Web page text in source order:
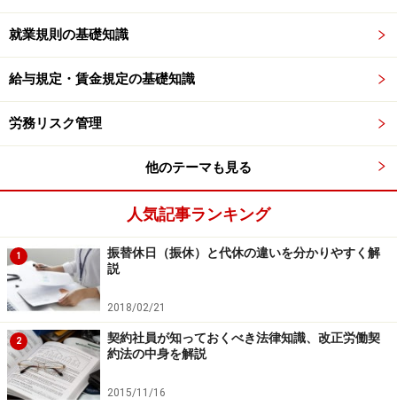
暴行・傷害（身体的な攻撃）
脅迫・名誉棄損・侮辱・ひどい暴言（精神的な攻
撃）
隔離・仲間外し・無視（人間関係からの切り離し）
業務上明らかに不要なことや遂行不能なことの強
制、仕事の妨害（過大な要求）
の低い仕事を命じることや仕事を与えないこと（過
小な要求）
私的なことに過度に立ち入ること（個の侵害）
1.はたとえ業務の遂行に関係するものでも前記の「業務
の適正な範囲」には当たりません。身体的なダメージを
与えて叱咤激励するスパルタ指導は適正とは言えません
就業規則の基礎知識
給与規定・賃金規定の基礎知識
労務リスク管理
他のテーマも見る
人気記事ランキング
1
振替休日（振休）と代休の違いを分かりやすく解
説
2018/02/21
2
契約社員が知っておくべき法律知識、改正労働契
約法の中身を解説
2015/11/16